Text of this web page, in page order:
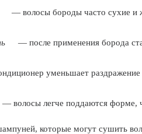
— волосы бороды часто сухие и
— после применения борода
уменьшает раздражение
— волосы легче поддаются форме,
которые могут сушить